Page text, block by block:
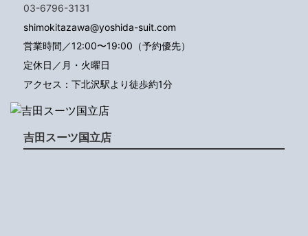
03-6796-3131
shimokitazawa@yoshida-suit.com
営業時間／12:00〜19:00（予約優先）
定休日／月・火曜日
アクセス：下北沢駅より徒歩約1分
吉田スーツ国立店